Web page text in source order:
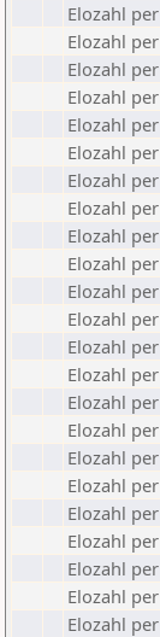
Elozahl
Elozahl
Elozahl
Elozahl
Elozahl
Elozahl
Elozahl
Elozahl
Elozahl
Elozahl
Elozahl
Elozahl
Elozahl
Elozahl
Elozahl
Elozahl
Elozahl
Elozahl
Elozahl
Elozahl
Elozahl
Elozahl
Elozahl